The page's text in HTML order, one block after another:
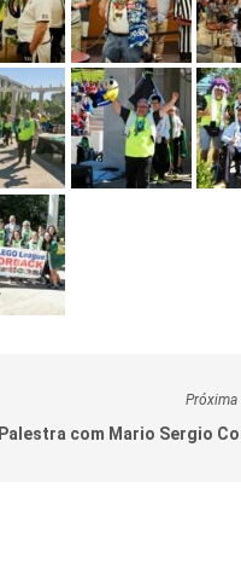
Palestra com Mario Sergio